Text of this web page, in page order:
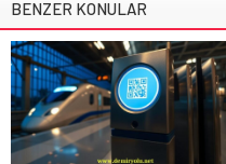
BENZER KONULAR